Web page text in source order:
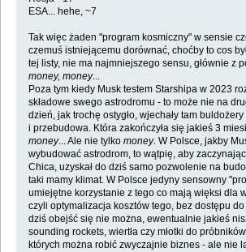
ESA... hehe, ~7
Tak więc żaden "program kosmiczny" w sensie
czemuś istniejącemu dorównać, choćby to cos
tej listy, nie ma najmniejszego sensu, głównie z
money, money...
Poza tym kiedy Musk testem Starshipa w 2023
składowe swego astrodromu - to może nie na
dzień, jak trochę ostygło, wjechały tam
i przebudowa. Która zakończyła się jakieś 3
money... Ale nie tylko money. W Polsce, jakby
wybudować astrodrom, to wątpię, aby
Chica, uzyskał do dziś samo pozwolenie na
taki mamy klimat. W Polsce jedyny sensowny
umiejętne korzystanie z tego co mają więksi dla
czyli optymalizacja kosztów tego, bez dostępu
dziś obejść się nie można, ewentualnie jakieś
sounding rockets, wiertła czy młotki do
których można robić zwyczajnie biznes - ale nie